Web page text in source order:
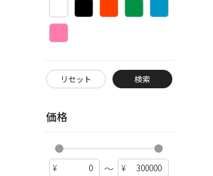
リセット 検索
価格
～